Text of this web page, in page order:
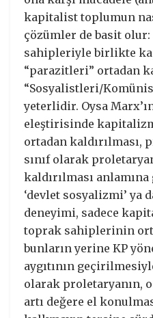
kapitalist toplumun
çözümler de basit
sahipleriyle birlikte
“parazitleri” ortadan
“Sosyalistleri/
yeterlidir. Oysa
eleştirisinde
ortadan kaldırılması,
sınıf olarak
kaldırılması
‘devlet sosyalizmi’ ya
deneyimi, sadece
toprak sahiplerinin
bunların yerine KP
aygıtının
olarak proletaryanın,
artı değere el